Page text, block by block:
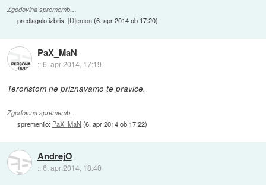
Zgodovina sprememb…
predlagalo izbris:[D]emon(6. apr 2014 ob 17:20)
PaX_MaN
::6. apr 2014, 17:19
Teroristom ne priznavamo te pravice.
Zgodovina sprememb…
spremenilo: PaX_MaN(6. apr 2014 ob 17:22)
AndrejO
::6. apr 2014, 18:40